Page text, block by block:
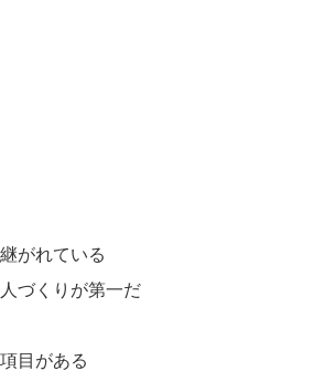
がれている
づくりが第一だ
目がある